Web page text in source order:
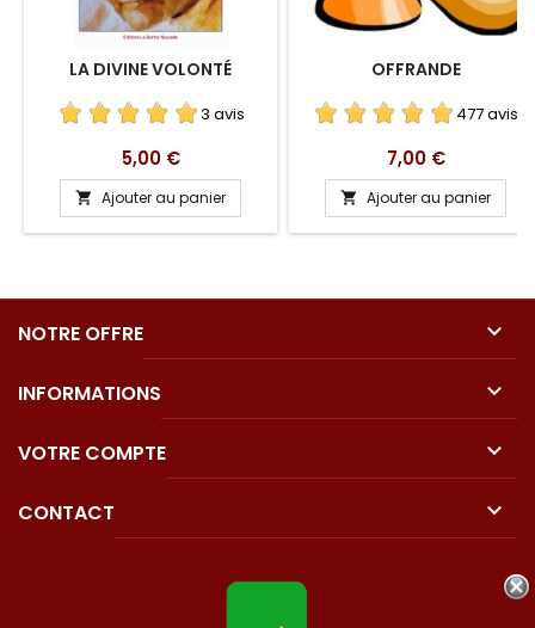
LA DIVINE VOLONTÉ
3 avis
Prix
5,00 €
 Ajouter au panier
OFFRANDE
477 avis
Prix
7,00 €
 Ajouter au panier
NOTRE OFFRE 
INFORMATIONS 
VOTRE COMPTE 
CONTACT 